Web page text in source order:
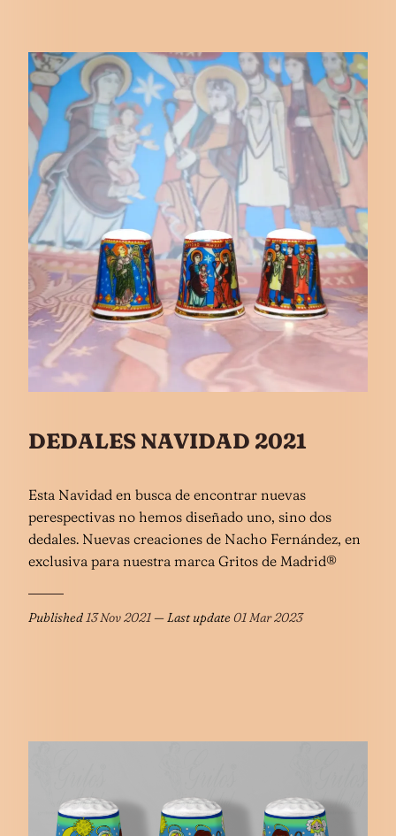
DEDALES NAVIDAD 2021
Esta Navidad en busca de encontrar nuevas
perespectivas no hemos diseñado uno, sino dos
dedales. Nuevas creaciones de Nacho Fernández, en
exclusiva para nuestra marca Gritos de Madrid®
Published13 Nov 2021— Last update01 Mar 2023